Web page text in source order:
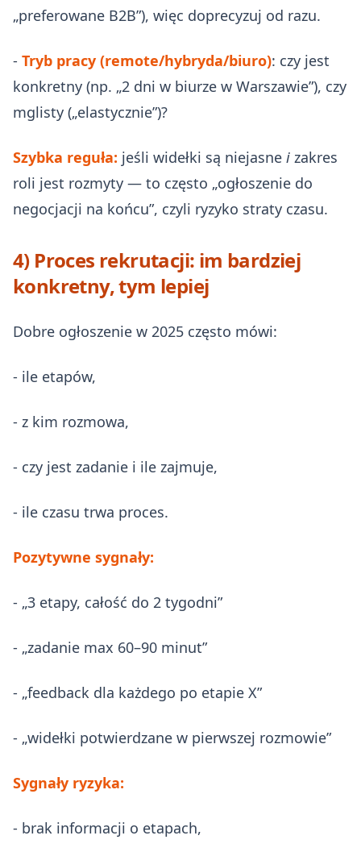
„preferowane B2B”), więc doprecyzuj od razu.
- Tryb pracy (remote/hybryda/biuro): czy jest
konkretny (np. „2 dni w biurze w Warszawie”), czy
mglisty („elastycznie”)?
Szybka reguła: jeśli widełki są niejasne i zakres
roli jest rozmyty — to często „ogłoszenie do
negocjacji na końcu”, czyli ryzyko straty czasu.
4) Proces rekrutacji: im bardziej
konkretny, tym lepiej
Dobre ogłoszenie w 2025 często mówi:
- ile etapów,
- z kim rozmowa,
- czy jest zadanie i ile zajmuje,
- ile czasu trwa proces.
Pozytywne sygnały:
- „3 etapy, całość do 2 tygodni”
- „zadanie max 60–90 minut”
- „feedback dla każdego po etapie X”
- „widełki potwierdzane w pierwszej rozmowie”
Sygnały ryzyka:
- brak informacji o etapach,